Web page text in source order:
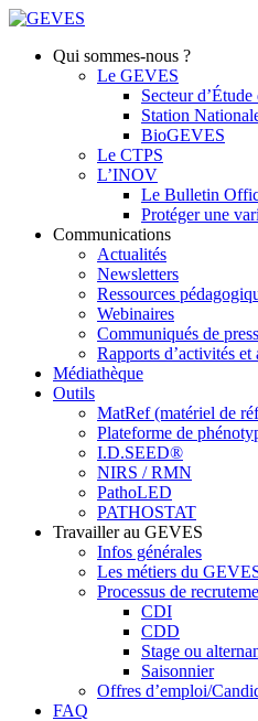
Qui sommes-nous ?
Le GEVES
Secteur d’Étude
Station
BioGEVES
Le CTPS
L’INOV
Le Bulletin
Protéger une
Communications
Actualités
Newsletters
Ressources
Webinaires
Communiqués de
Rapports d’activités et
Médiathèque
Outils
MatRef (matériel de
Plateforme de
I.D.SEED®
NIRS / RMN
PathoLED
PATHOSTAT
Travailler au GEVES
Infos générales
Les métiers du
Processus de
CDI
CDD
Stage ou
Saisonnier
Offres d’emploi/
FAQ